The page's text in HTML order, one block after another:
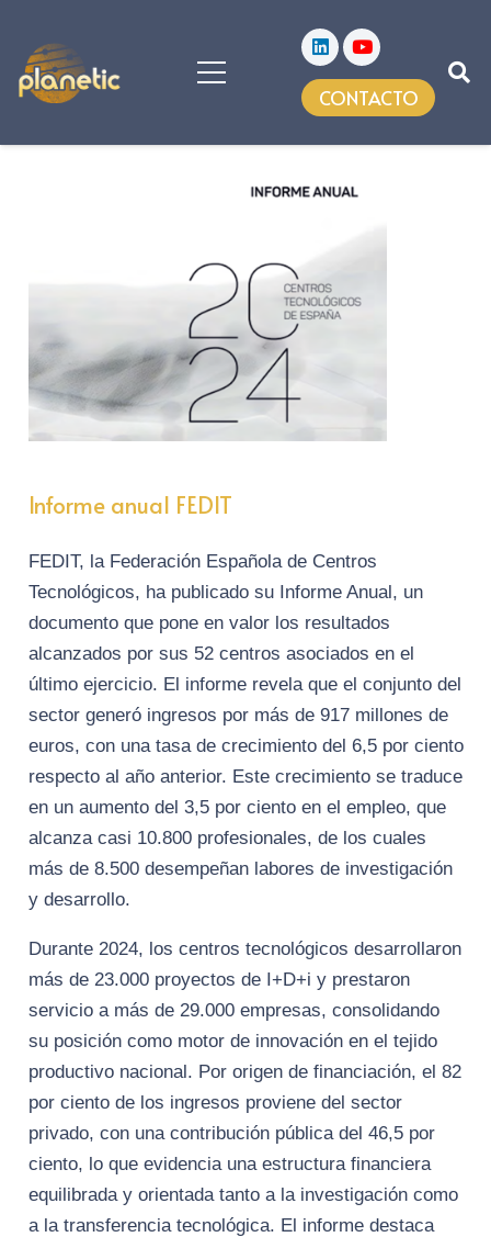
CONTACTO
Informe anual FEDIT
FEDIT, la Federación Española de Centros
Tecnológicos, ha publicado su Informe Anual, un
documento que pone en valor los resultados
alcanzados por sus 52 centros asociados en el
último ejercicio. El informe revela que el conjunto del
sector generó ingresos por más de 917 millones de
euros, con una tasa de crecimiento del 6,5 por ciento
respecto al año anterior. Este crecimiento se traduce
en un aumento del 3,5 por ciento en el empleo, que
alcanza casi 10.800 profesionales, de los cuales
más de 8.500 desempeñan labores de investigación
y desarrollo.
Durante 2024, los centros tecnológicos desarrollaron
más de 23.000 proyectos de I+D+i y prestaron
servicio a más de 29.000 empresas, consolidando
su posición como motor de innovación en el tejido
productivo nacional. Por origen de financiación, el 82
por ciento de los ingresos proviene del sector
privado, con una contribución pública del 46,5 por
ciento, lo que evidencia una estructura financiera
equilibrada y orientada tanto a la investigación como
a la transferencia tecnológica. El informe destaca